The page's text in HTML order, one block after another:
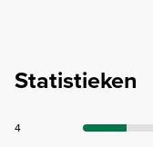
Statistieken
4